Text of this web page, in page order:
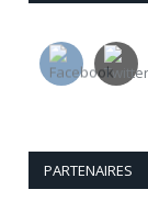
PARTENAIRES